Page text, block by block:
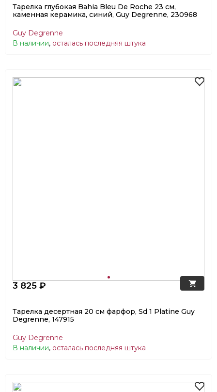
Тарелка глубокая Bahia Bleu De Roche 23 см,
каменная керамика, синий, Guy Degrenne, 230968
Guy Degrenne
В наличии, осталась последняя штука
3 825 ₽
Тарелка десертная 20 см фарфор, Sd 1 Platine Guy
Degrenne, 147915
Guy Degrenne
В наличии, осталась последняя штука